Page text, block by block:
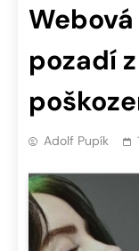
pozadí
Adolf Pupík